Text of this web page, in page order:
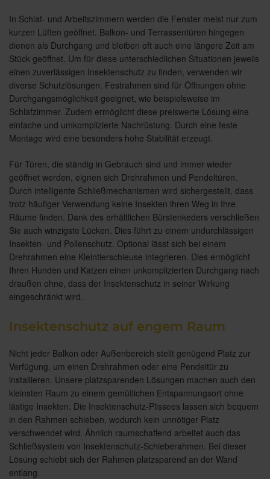
In Schlaf- und Arbeitszimmern werden die Fenster meist nur zum
kurzen Lüften geöffnet. Balkon- und Terrassentüren hingegen
dienen als Durchgang und bleiben oft auch eine längere Zeit am
Stück geöffnet. Um für diese unterschiedlichen Situationen jeweils
einen zuverlässigen Insektenschutz zu finden, verwenden wir
diverse Schutzlösungen. Festrahmen sind für Öffnungen ohne
Durchgangsmöglichkeit geeignet, wie beispielsweise im
Schlafzimmer. Zudem ermöglicht diese preiswerte Lösung eine
einfache und umkomplizierte Nachrüstung. Durch eine feste
Montage wird eine besonders hohe Stabilität erzeugt.
Für Türen, die ständig in Gebrauch sind und immer wieder
geöffnet werden, eignen sich Drehrahmen und Pendeltüren.
Durch intelligente Schließmechanismen wird sichergestellt, dass
trotz häufiger Verwendung keine Insekten ihren Weg in Ihre
Räume finden. Dank des erhältlichen Bürstenkeders verschließen
Sie auch winzigste Lücken. Dies führt zu einem undurchlässigen
Insekten- und Pollenschutz. Optional lässt sich bei einem
Drehrahmen eine Kleintierschleuse integrieren. Dies ermöglicht
Ihren Hunden und Katzen einen unkomplizierten Durchgang nach
draußen ohne, dass der Insektenschutz in seiner Wirkung
eingeschränkt wird.
Insektenschutz auf engem Raum
Nicht jeder Balkon oder Außenbereich stellt genügend Platz zur
Verfügung, um einen Drehrahmen oder eine Pendeltür zu
installieren. Unsere platzsparenden Lösungen machen auch den
kleinsten Raum zu einem gemütlichen Entspannungsort ohne
lästige Insekten. Die Insektenschutz-Plissees lassen sich bequem
in den Rahmen schieben, wodurch kein unnötiger Platz
verschwendet wird. Ähnlich raumschaffend arbeitet auch das
Schließsystem von Insektenschutz-Schieberahmen. Bei dieser
Lösung schiebt sich der Rahmen platzsparend an der Wand
entlang.